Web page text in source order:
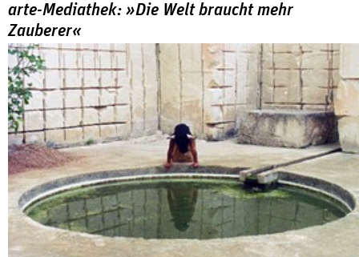
arte-Mediathek: »Die Welt braucht mehr
Zauberer«